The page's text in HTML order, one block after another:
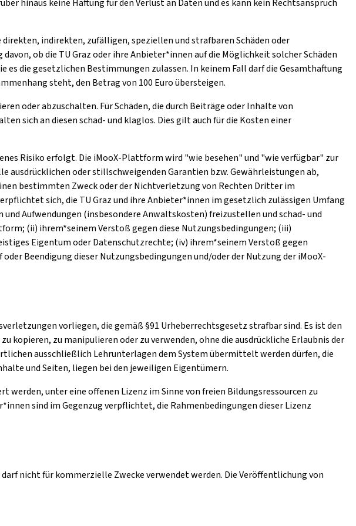
hinaus keine Haftung für den Verlust an Daten und es kann kein Rechtsanspruch
indirekten, zufälligen, speziellen und strafbaren Schäden oder
ob die TU Graz oder ihre Anbieter*innen auf die Möglichkeit solcher Schäden
die gesetzlichen Bestimmungen zulassen. In keinem Fall darf die Gesamthaftung
steht, den Betrag von 100 Euro übersteigen.
oder abzuschalten. Für Schäden, die durch Beiträge oder Inhalte von
sich an diesen schad- und klaglos. Dies gilt auch für die Kosten einer
Risiko erfolgt. Die iMooX-Plattform wird "wie besehen" und "wie verfügbar" zur
ausdrücklichen oder stillschweigenden Garantien bzw. Gewährleistungen ab,
bestimmten Zweck oder der Nichtverletzung von Rechten Dritter im
sich, die TU Graz und ihre Anbieter*innen im gesetzlich zulässigen Umfang
Aufwendungen (insbesondere Anwaltskosten) freizustellen und schad- und
(ii) ihrem*seinem Verstoß gegen diese Nutzungsbedingungen; (iii)
Eigentum oder Datenschutzrechte; (iv) ihrem*seinem Verstoß gegen
Beendigung dieser Nutzungsbedingungen und/oder der Nutzung der iMooX-
vorliegen, die gemäß §91 Urheberrechtsgesetz strafbar sind. Es ist den
zu manipulieren oder zu verwenden, ohne die ausdrückliche Erlaubnis der
ausschließlich Lehrunterlagen dem System übermittelt werden dürfen, die
und Seiten, liegen bei den jeweiligen Eigentümern.
unter eine offenen Lizenz im Sinne von freien Bildungsressourcen zu
sind im Gegenzug verpflichtet, die Rahmenbedingungen dieser Lizenz
nicht für kommerzielle Zwecke verwendet werden. Die Veröffentlichung von